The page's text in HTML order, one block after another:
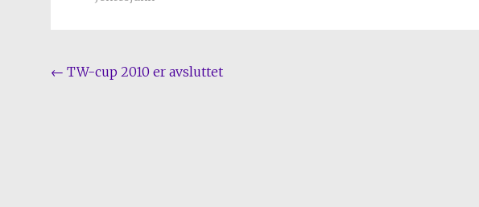
Post
← TW-cup 2010 er avsluttet